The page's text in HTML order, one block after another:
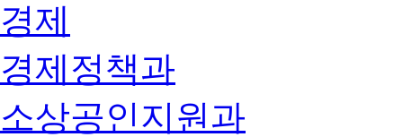
경제
경제정책과
소상공인지원과